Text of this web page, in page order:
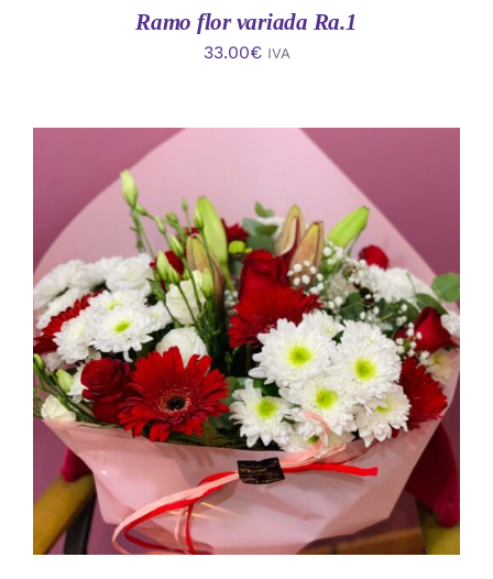
Ramo flor variada Ra.1
33.00€ IVA
AÑADIR AL CARRITO
/
DETALLES